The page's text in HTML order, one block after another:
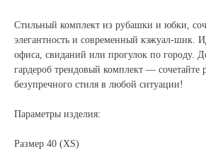
Стильный комплект из рубашки и юбки,
элегантность и современный кэжуал-шик.
офиса, свиданий или прогулок по городу.
гардероб трендовый комплект —
безупречного стиля в любой ситуации!
Параметры изделия:
Размер 40 (XS)